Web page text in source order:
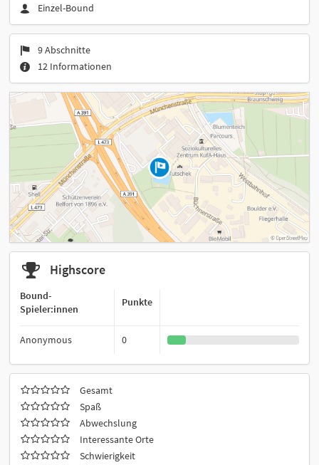
Einzel-Bound
9 Abschnitte
12 Informationen
Highscore
Bound-
Spieler:innen
Punkte
Anonymous 0
Gesamt
Spaß
Abwechslung
Interessante Orte
Schwierigkeit